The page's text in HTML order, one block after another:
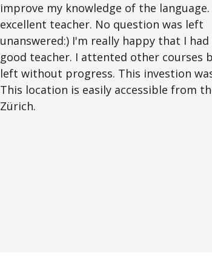
improve my knowledge of the language.
excellent teacher. No question was left
unanswered:) I'm really happy that I had
good teacher. I attented other courses
left without progress. This investion
This location is easily accessible from
Zürich.